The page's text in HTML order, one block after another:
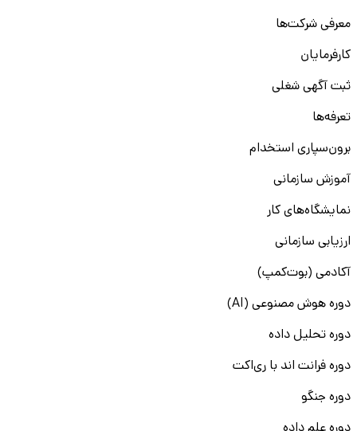
معرفی شرکت‌ها
کارفرمایان
ثبت آگهی شغلی
تعرفه‌ها
برون‌سپاری استخدام
آموزش سازمانی
نمایشگاه‌های کار
ارزیابی سازمانی
آکادمی (بوت‌کمپ)
دوره هوش مصنوعی (AI)
دوره تحلیل داده
دوره فرانت اند با ری‌اکت
دوره جنگو